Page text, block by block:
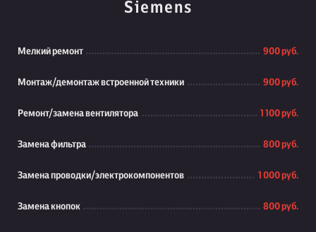
Siemens
Мелкий ремонт 900 руб.
Монтаж/демонтаж встроенной техники 900 руб.
Ремонт/замена вентилятора 1 100 руб.
Замена фильтра 800 руб.
Замена проводки/электрокомпонентов 1 000 руб.
Замена кнопок 800 руб.